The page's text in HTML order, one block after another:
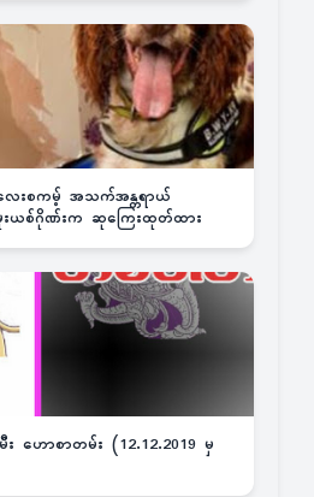
ေးစကမ့် အသက်အန္တရာယ်
မူးယစ်ဂိုဏ်းက ဆုကြေးထုတ်ထား
ဟောစာတမ်း (12.12.2019 မှ